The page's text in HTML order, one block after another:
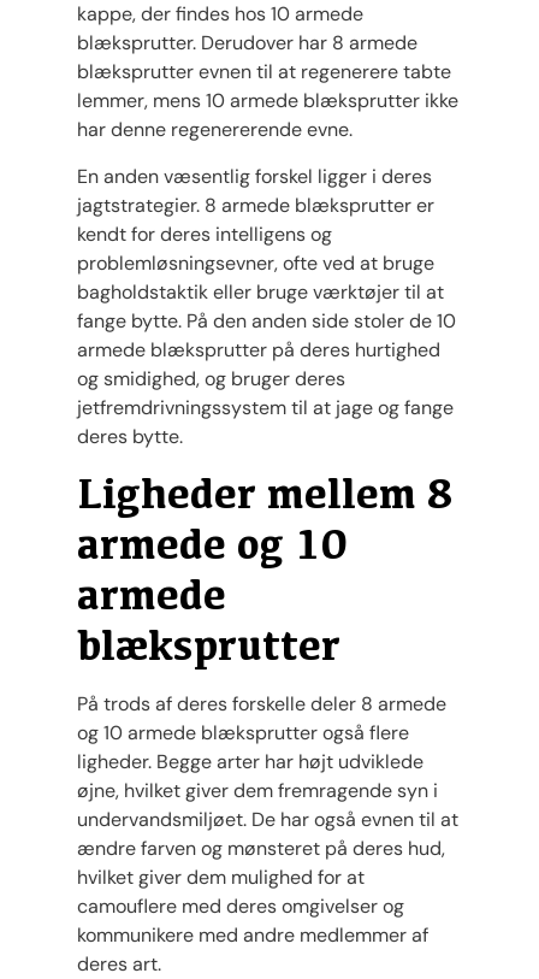
kappe, der findes hos 10 armede
blæksprutter. Derudover har 8 armede
blæksprutter evnen til at regenerere tabte
lemmer, mens 10 armede blæksprutter ikke
har denne regenererende evne.
En anden væsentlig forskel ligger i deres
jagtstrategier. 8 armede blæksprutter er
kendt for deres intelligens og
problemløsningsevner, ofte ved at bruge
bagholdstaktik eller bruge værktøjer til at
fange bytte. På den anden side stoler de 10
armede blæksprutter på deres hurtighed
og smidighed, og bruger deres
jetfremdrivningssystem til at jage og fange
deres bytte.
Ligheder mellem 8
armede og 10
armede
blæksprutter
På trods af deres forskelle deler 8 armede
og 10 armede blæksprutter også flere
ligheder. Begge arter har højt udviklede
øjne, hvilket giver dem fremragende syn i
undervandsmiljøet. De har også evnen til at
ændre farven og mønsteret på deres hud,
hvilket giver dem mulighed for at
camouflere med deres omgivelser og
kommunikere med andre medlemmer af
deres art.